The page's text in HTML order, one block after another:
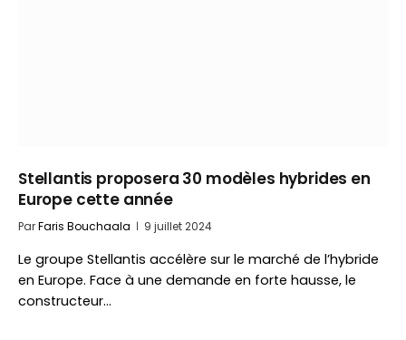
Stellantis proposera 30 modèles hybrides en
Europe cette année
ParFaris Bouchaala 9 juillet 2024
Le groupe Stellantis accélère sur le marché de l’hybride
en Europe. Face à une demande en forte hausse, le
constructeur…